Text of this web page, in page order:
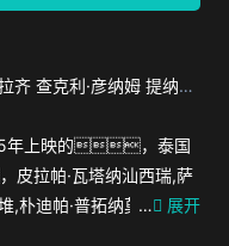
齐 查克利·彦纳姆 提纳潘·
年上映的，泰国
皮拉帕·瓦塔纳汕西瑞,萨
,朴迪帕·普拓纳莫… 展开